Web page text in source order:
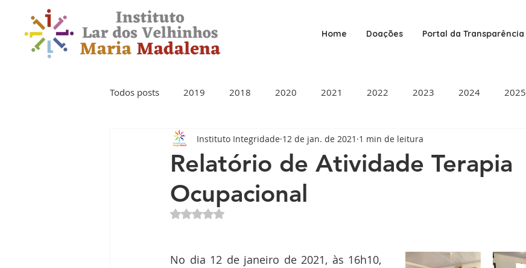
Home Doações Portal da Transparência
Todos posts 2019 2018 2020 2021 2022 2023 2024 2025
Relatório de Atividade Terapia
Ocupacional
Instituto Integridade 12 de jan. de 2021 1 min de leitura
Avaliado com NaN de 5 estrelas.
No dia 12 de janeiro de 2021, às 16h10,